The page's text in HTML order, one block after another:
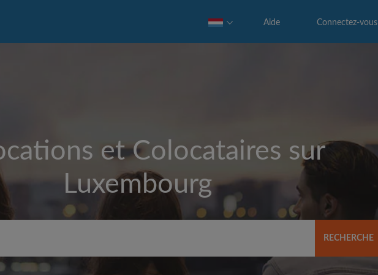
Connectez-vous
Aide
et Colocataires sur
Luxembourg
RECHERCHE